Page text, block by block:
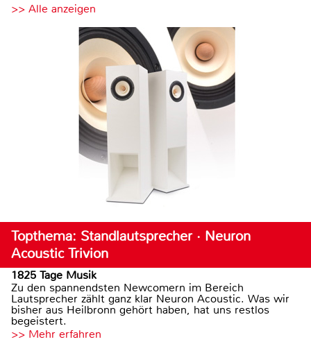
>> Alle anzeigen
Topthema: Standlautsprecher · Neuron
Acoustic Trivion
1825 Tage Musik
Zu den spannendsten Newcomern im Bereich
Lautsprecher zählt ganz klar Neuron Acoustic. Was wir
bisher aus Heilbronn gehört haben, hat uns restlos
begeistert.
>> Mehr erfahren